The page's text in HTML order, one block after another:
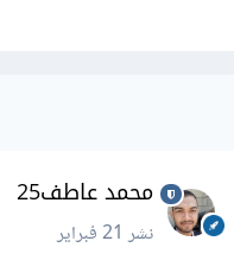
محمد عاطف25
نشر21 فبراير